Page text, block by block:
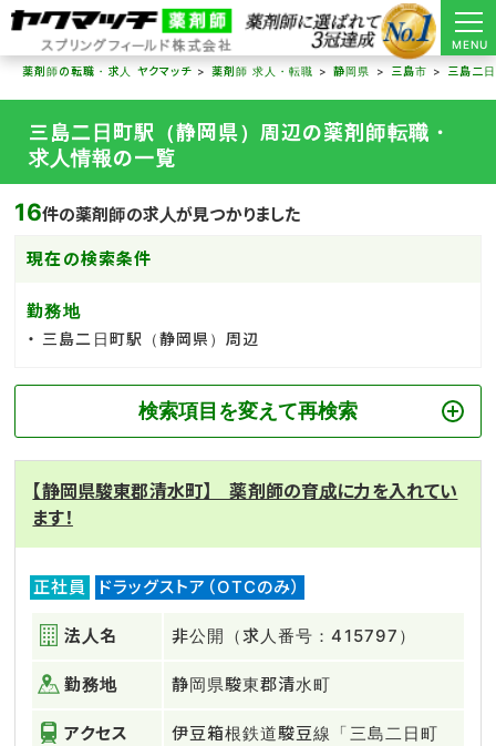
MENU
薬剤師の転職・求人 ヤクマッチ
薬剤師 求人・転職 静岡県 三島市 三島二
三島二日町駅（静岡県）周辺の薬剤師転職・
求人情報の一覧
16件の薬剤師の求人が見つかりました
現在の検索条件
勤務地
三島二日町駅（静岡県）周辺
検索項目を変えて再検索
【静岡県駿東郡清水町】 薬剤師の育成に力を入れてい
ます！
正社員 ドラッグストア（OTCのみ）
法人名 非公開（求人番号：415797）
勤務地 静岡県駿東郡清水町
アクセス
伊豆箱根鉄道駿豆線「三島二日町